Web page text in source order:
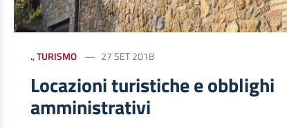
.,TURISMO 27 SET 2018
Locazioni turistiche e obblighi
amministrativi